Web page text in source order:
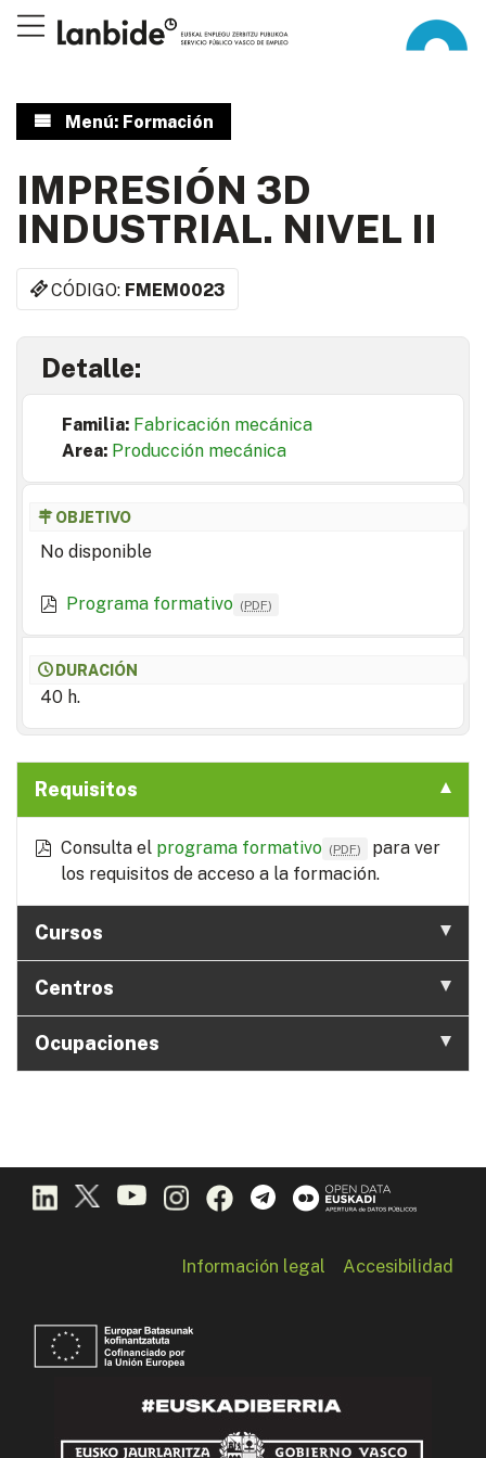
Menú: Formación
IMPRESIÓN 3D
INDUSTRIAL. NIVEL II
CÓDIGO: FMEM0023
Detalle:
Familia: Fabricación mecánica
Area: Producción mecánica
OBJETIVO
No disponible
Programa formativo (PDF)
DURACIÓN
40 h.
Requisitos
Consulta el programa formativo (PDF)
para ver
los requisitos de acceso a la formación.
Cursos
Centros
Ocupaciones
Información legal Accesibilidad